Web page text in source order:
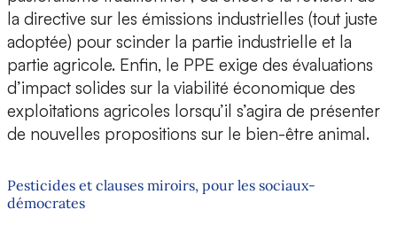
la directive sur les émissions industrielles (tout juste
adoptée) pour scinder la partie industrielle et la
partie agricole. Enfin, le PPE exige des évaluations
d’impact solides sur la viabilité économique des
exploitations agricoles lorsqu’il s’agira de présenter
de nouvelles propositions sur le bien-être animal.
Pesticides et clauses miroirs, pour les sociaux-
démocrates